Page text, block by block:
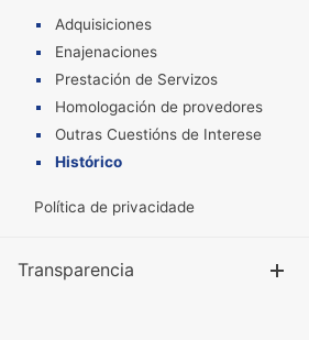
Adquisiciones
Enajenaciones
Prestación de Servizos
Homologación de provedores
Outras Cuestións de Interese
Histórico
Política de privacidade
Transparencia